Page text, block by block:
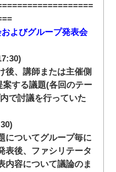
よびグループ発表会
、講師または主催側
する議題(各回のテー
で討議を行っていた
ついてグループ毎に
表後、ファシリテータ
内容について議論のま